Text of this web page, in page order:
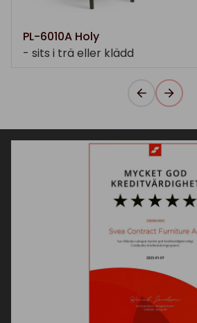
PL-6010A Holy
- sits i trä eller klädd